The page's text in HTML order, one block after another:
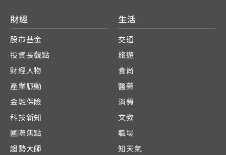
財經
股市基金
投資長觀點
財經人物
產業脈動
金融保險
科技新知
國際焦點
趨勢大師
生活
交通
旅遊
食尚
醫藥
消費
文教
職場
知天氣